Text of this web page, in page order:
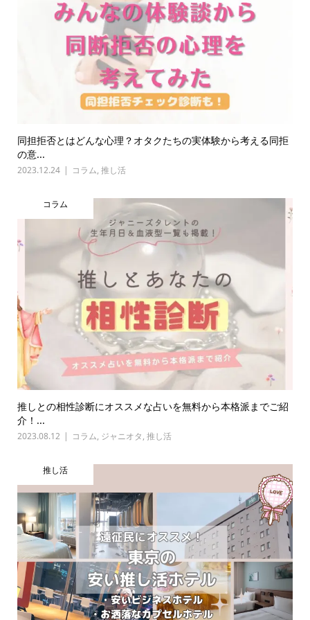
同担拒否とはどんな心理？オタクたちの実体験から考える同拒
の意...
2023.12.24 コラム, 推し活
コラム
推しとの相性診断にオススメな占いを無料から本格派までご紹
介！...
2023.08.12 コラム, ジャニオタ, 推し活
推し活